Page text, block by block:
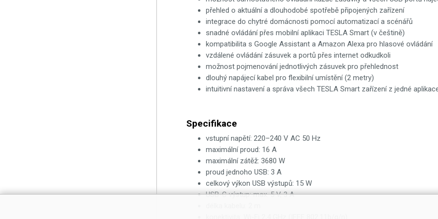
přehled o aktuální a dlouhodobé spotřebě připojených zařízení
integrace do chytré domácnosti pomocí automatizací a scénářů
snadné ovládání přes mobilní aplikaci TESLA Smart (v češtině)
kompatibilita s Google Assistant a Amazon Alexa pro hlasové ovládání
vzdálené ovládání zásuvek a portů přes internet odkudkoli
možnost pojmenování jednotlivých zásuvek pro přehlednost
dlouhý napájecí kabel pro flexibilní umístění (2 metry)
intuitivní nastavení a správa všech TESLA Smart zařízení z jedné
Specifikace
vstupní napětí: 220–240 V AC 50 Hz
maximální proud: 16 A
maximální zátěž: 3680 W
proud jednoho USB: 3 A
celkový výkon USB výstupů: 15 W
USB-C výstup: max. 5 V, 3 A